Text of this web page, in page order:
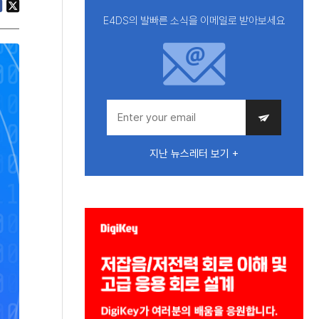
E4DS의 발빠른 소식을 이메일로 받아보세요
지난 뉴스레터 보기 +